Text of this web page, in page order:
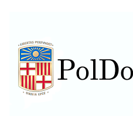
contingut
menu